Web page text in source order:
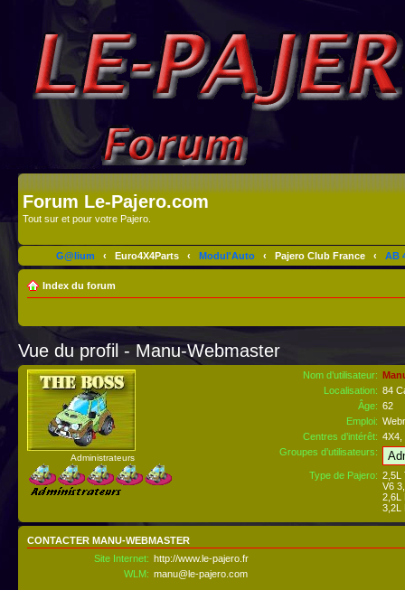
Forum Le-Pajero.com
Tout sur et pour votre Pajero.
G@lium ‹ Euro4X4Parts ‹ Modul'Auto ‹ Pajero Club France ‹ AB
Index du forum
Vue du profil - Manu-Webmaster
Administrateurs
Nom d’utilisateur:
Localisation: 84
Âge: 62
Emploi:
Centres d’intérêt: 4X4,
Groupes d’utilisateurs:
Type de Pajero: 2,5L
V6
2,6L
3,2L
CONTACTER MANU-WEBMASTER
Site Internet: http://www.le-pajero.fr
WLM: manu@le-pajero.com